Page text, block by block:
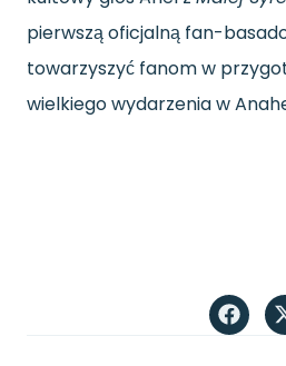
pierwszą oficjalną fan-
towarzyszyć fanom w
wielkiego wydarzenia w